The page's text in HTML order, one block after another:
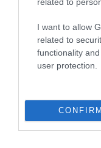
I want to allow
related to
functionality
user protection.
CONFIRM
Θεσσαλονίκη
"Για την Δίκαιη
την επανίδρυση του